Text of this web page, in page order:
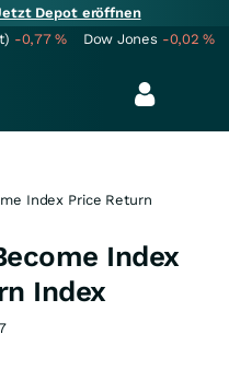
Depot eröffnen
-0,77% Dow Jones -0,02%
Index Price Return
Index
Index